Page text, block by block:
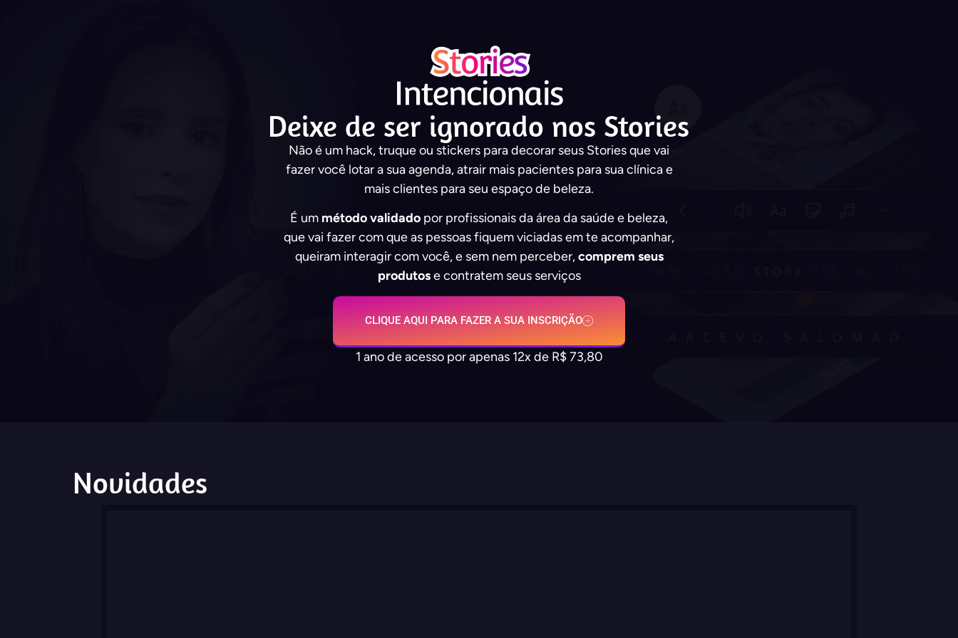
Deixe de ser ignorado nos Stories
Não é um hack, truque ou stickers para decorar seus Stories que vai
fazer você lotar a sua agenda, atrair mais pacientes para sua clínica e
mais clientes para seu espaço de beleza.
É um método validado por profissionais da área da saúde e beleza,
que vai fazer com que as pessoas fiquem viciadas em te acompanhar,
queiram interagir com você, e sem nem perceber,comprem seus
produtose contratem seus serviços
CLIQUE AQUI PARA FAZER A SUA INSCRIÇÃO
1 ano de acesso por apenas 12x de R$ 73,80
Novidades